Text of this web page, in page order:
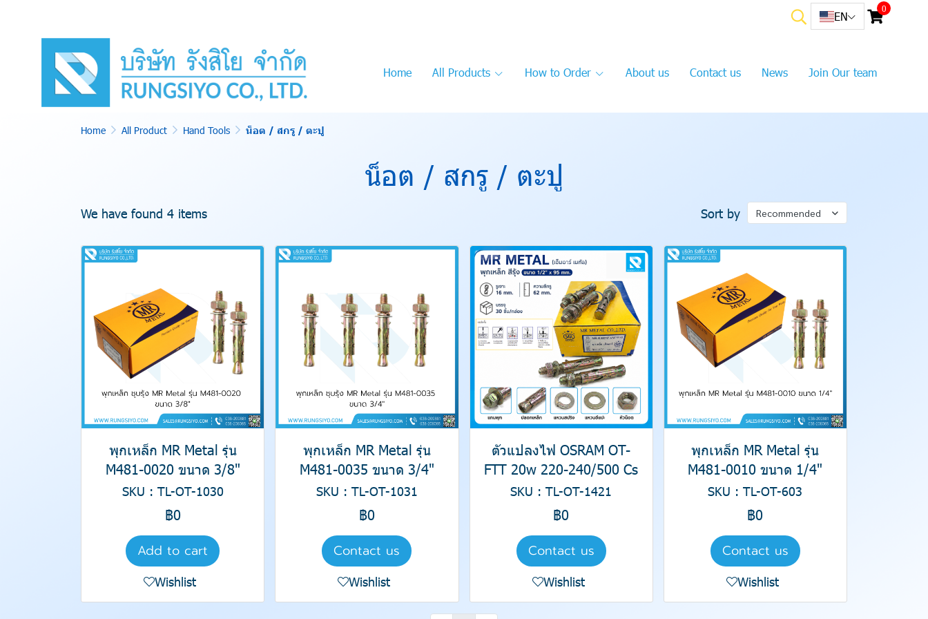
EN
0
Home All Products How to Order About us Contact us News Join Our team
Home All Product Hand Tools น็อต / สกรู / ตะปู
น็อต / สกรู / ตะปู
We have found 4 items Sort by Recommended
พุกเหล็ก MR Metal รุ่น
M481-0020 ขนาด 3/8"
SKU : TL-OT-1030
฿0
Add to cart
Wishlist
พุกเหล็ก MR Metal รุ่น
M481-0035 ขนาด 3/4"
SKU : TL-OT-1031
฿0
Contact us
Wishlist
ตัวแปลงไฟ OSRAM OT-
FTT 20w 220-240/500 Cs
SKU : TL-OT-1421
฿0
Contact us
Wishlist
พุกเหล็ก MR Metal รุ่น
M481-0010 ขนาด 1/4"
SKU : TL-OT-603
฿0
Contact us
Wishlist